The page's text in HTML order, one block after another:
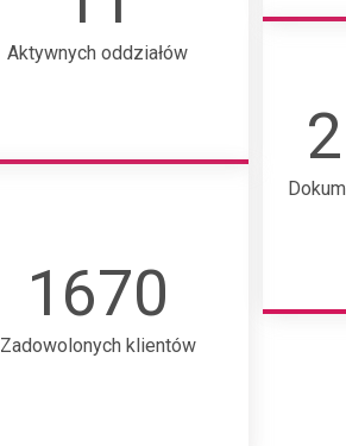
Aktywnych oddziałów
1670
Zadowolonych klientów